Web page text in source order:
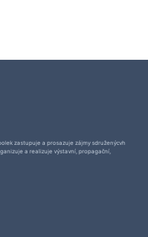
zastupuje a prosazuje zájmy sdruženýcvh
a realizuje výstavní, propagační,